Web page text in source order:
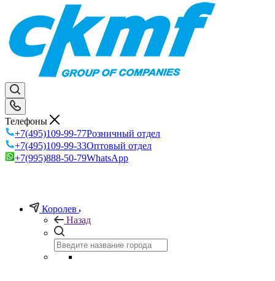
Телефоны
+7(495)109-99-77Розничный отдел
+7(495)109-99-33Оптовый отдел
+7(995)888-50-79WhatsApp
Королев
Назад